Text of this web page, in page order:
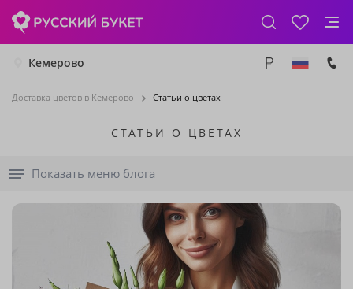
Кемерово
Доставка цветов в Кемерово Статьи о цветах
СТАТЬИ О ЦВЕТАХ
Показать меню блога